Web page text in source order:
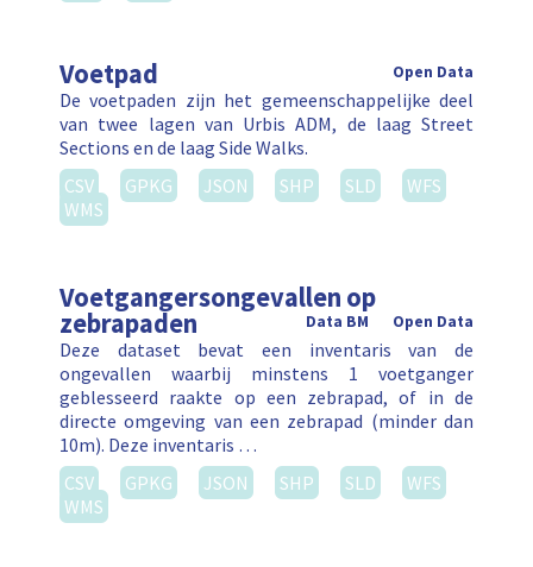
Voetpad Open Data
De voetpaden zijn het gemeenschappelijke deel
van twee lagen van Urbis ADM, de laag Street
Sections en de laag Side Walks.
CSV
GPKG JSON SHP SLD
WFS
WMS
Voetgangersongevallen op
zebrapaden Open Data
Data BM
Deze dataset bevat een inventaris van de
ongevallen waarbij minstens 1 voetganger
geblesseerd raakte op een zebrapad, of in de
directe omgeving van een zebrapad (minder dan
10m). Deze inventaris …
CSV
GPKG JSON SHP SLD
WFS
WMS